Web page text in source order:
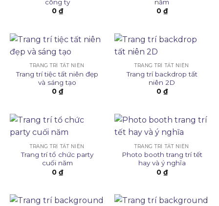
công ty
0 ₫
năm
0 ₫
TRANG TRÍ TẤT NIÊN
Trang trí tiệc tất niên đẹp
và sáng tạo
0 ₫
TRANG TRÍ TẤT NIÊN
Trang trí backdrop tất
niên 2D
0 ₫
TRANG TRÍ TẤT NIÊN
Trang trí tổ chức party
cuối năm
0 ₫
TRANG TRÍ TẤT NIÊN
Photo booth trang trí tết
hay và ý nghĩa
0 ₫